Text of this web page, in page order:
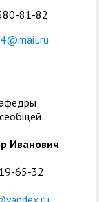
81-82
Иванович
65-32